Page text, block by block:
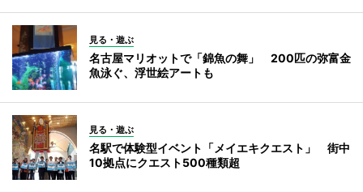
見る・遊ぶ
名古屋マリオットで「錦魚の舞」 200匹の弥富金
魚泳ぐ、浮世絵アートも
見る・遊ぶ
名駅で体験型イベント「メイエキクエスト」 街中
10拠点にクエスト500種類超